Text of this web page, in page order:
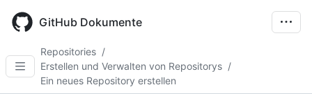
main
GitHub Dokumente
Repositories /
Erstellen und Verwalten von Repositorys /
Ein neues Repository erstellen